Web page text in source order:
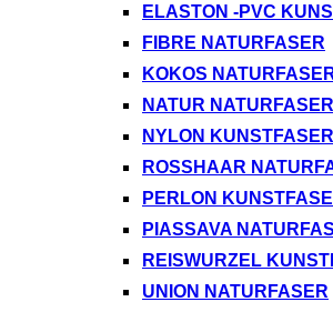
ELASTON -PVC
FIBRE NATURFASER
KOKOS
NATUR NATURFASER
NYLON KUNSTFASER
ROSSHAAR
PERLON
PIASSAVA
REISWURZEL
UNION NATURFASER